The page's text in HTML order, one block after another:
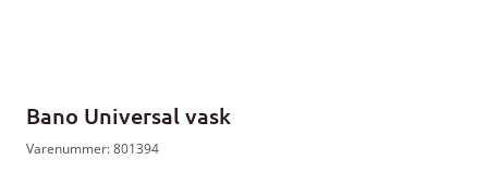
Bano Universal vask
Varenummer: 801394